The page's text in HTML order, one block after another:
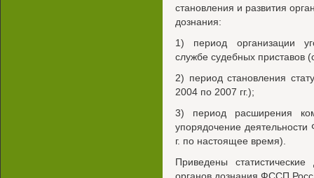
становления и развития
дознания:
1) период организации
службе судебных приставов
2) период становления
2004 по 2007 гг.);
3) период расширения
упорядочение
г. по настоящее время).
Приведены